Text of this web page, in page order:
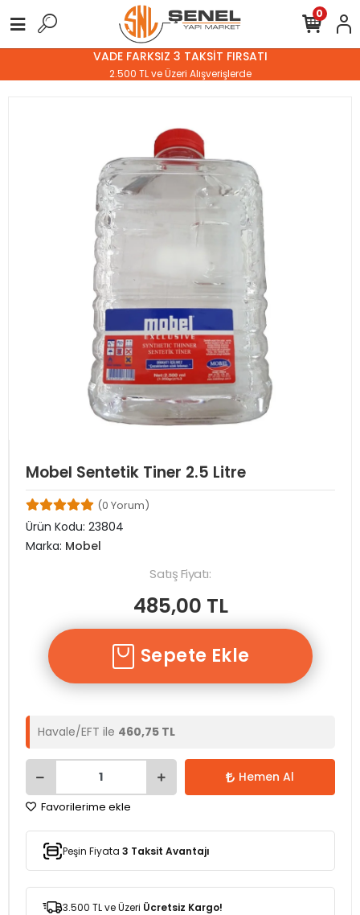
VADE FARKSIZ 3 TAKSİT FIRSATI
2.500 TL ve Üzeri Alışverişlerde
0
Mobel Sentetik Tiner 2.5 Litre
(0 Yorum)
Ürün Kodu: 23804
Marka: Mobel
Satış Fiyatı:
485,00 TL
Sepete Ekle
Havale/EFT ile 460,75 TL
Hemen Al
Favorilerime ekle
Peşin Fiyata 3 Taksit Avantajı
3.500 TL ve Üzeri Ücretsiz Kargo!